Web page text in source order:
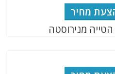
מחיר
מנירוסטה